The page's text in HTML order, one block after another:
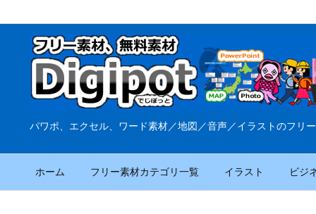
パワポ、エクセル、ワード素材／地図／音声／イラストのフリ
ホーム フリー素材カテゴリ一覧 イラスト ビジ